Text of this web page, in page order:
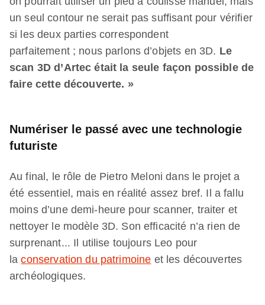
un seul contour ne serait pas suffisant pour vérifier
si les deux parties correspondent
parfaitement ; nous parlons d’objets en 3D. Le
scan 3D d’Artec était la seule façon possible de
faire cette découverte. »
Numériser le passé avec une technologie
futuriste
Au final, le rôle de Pietro Meloni dans le projet a
été essentiel, mais en réalité assez bref. Il a fallu
moins d’une demi-heure pour scanner, traiter et
nettoyer le modèle 3D. Son efficacité n’a rien de
surprenant... Il utilise toujours Leo pour
laconservation du patrimoine et les découvertes
archéologiques.